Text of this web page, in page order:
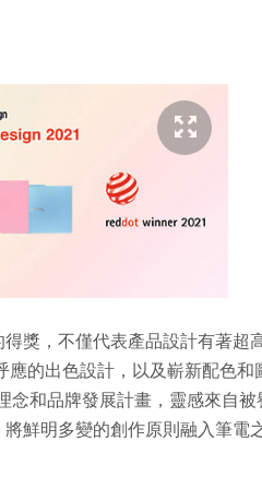
獎，不僅代表產品設計有著超
的出色設計，以及嶄新配色和
念和品牌發展計畫，靈感來自被
鮮明多變的創作原則融入筆電